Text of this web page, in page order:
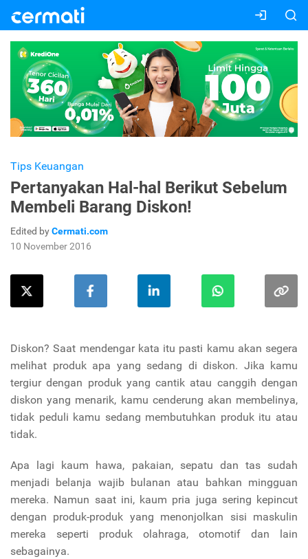
Tips Keuangan
Pertanyakan Hal-hal Berikut Sebelum
Membeli Barang Diskon!
Edited byCermati.com
10 November 2016
Diskon? Saat mendengar kata itu pasti kamu akan segera
melihat produk apa yang sedang di diskon. Jika kamu
tergiur dengan produk yang cantik atau canggih dengan
diskon yang menarik, kamu cenderung akan membelinya,
tidak peduli kamu sedang membutuhkan produk itu atau
tidak.
Apa lagi kaum hawa, pakaian, sepatu dan tas sudah
menjadi belanja wajib bulanan atau bahkan mingguan
mereka. Namun saat ini, kaum pria juga sering kepincut
dengan produk-produk yang menonjolkan sisi maskulin
mereka seperti produk olahraga, otomotif dan lain
sebagainya.